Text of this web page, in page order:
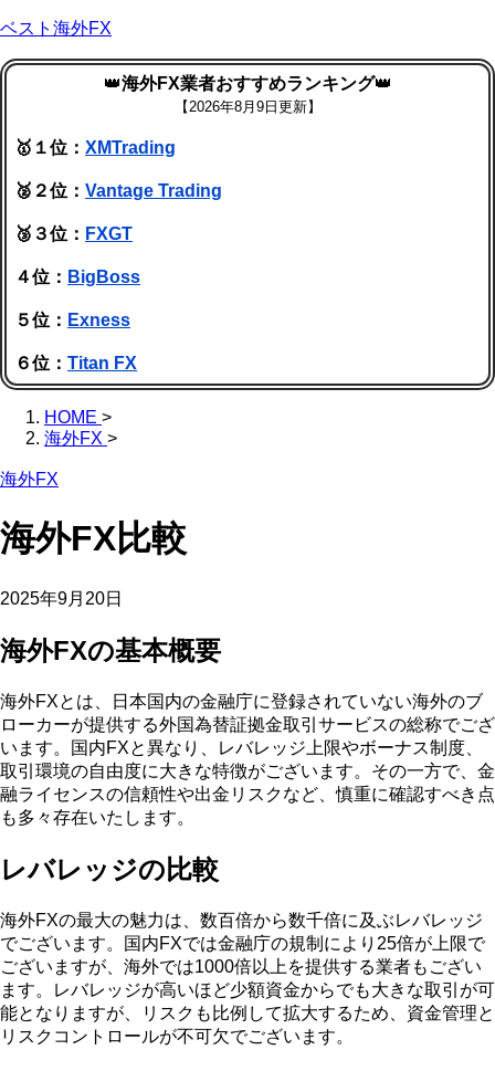
ベスト海外FX
👑海外FX業者おすすめランキング👑
【2026年8月9日更新】
🥇１位： XMTrading
🥈２位： Vantage Trading
🥉３位： FXGT
４位： BigBoss
５位： Exness
６位： Titan FX
HOME >
海外FX >
海外FX
海外FX比較
2025年9月20日
海外FXの基本概要
海外FXとは、日本国内の金融庁に登録されていない海外のブ
ローカーが提供する外国為替証拠金取引サービスの総称でござ
います。国内FXと異なり、レバレッジ上限やボーナス制度、
取引環境の自由度に大きな特徴がございます。その一方で、金
融ライセンスの信頼性や出金リスクなど、慎重に確認すべき点
も多々存在いたします。
レバレッジの比較
海外FXの最大の魅力は、数百倍から数千倍に及ぶレバレッジ
でございます。国内FXでは金融庁の規制により25倍が上限で
ございますが、海外では1000倍以上を提供する業者もござい
ます。レバレッジが高いほど少額資金からでも大きな取引が可
能となりますが、リスクも比例して拡大するため、資金管理と
リスクコントロールが不可欠でございます。